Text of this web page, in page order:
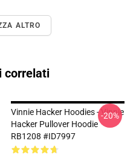
ALTRO
correlati
Vinnie Hacker Hoodies - Vinnie
Hacker Pullover Hoodie
RB1208 #ID7997
-20%